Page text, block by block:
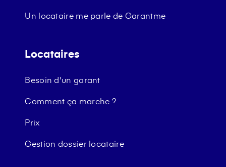
Un locataire me parle de Garantme
Locataires
Besoin d'un garant
Comment ça marche ?
Prix
Gestion dossier locataire